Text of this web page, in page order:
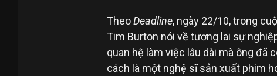
TheoDeadline, ngày 22/10, trong
Tim Burton nói về tương lai sự
quan hệ làm việc lâu dài mà ông đã
cách là một nghệ sĩ sản xuất phim